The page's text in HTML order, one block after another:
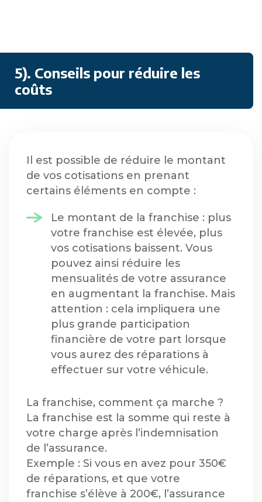
5). Conseils pour réduire les
coûts
Il est possible de réduire le montant
de vos cotisations en prenant
certains éléments en compte :
Le montant de la franchise : plus
votre franchise est élevée, plus
vos cotisations baissent. Vous
pouvez ainsi réduire les
mensualités de votre assurance
en augmentant la franchise. Mais
attention : cela impliquera une
plus grande participation
financière de votre part lorsque
vous aurez des réparations à
effectuer sur votre véhicule.
La franchise, comment ça marche ?
La franchise est la somme qui reste à
votre charge après l’indemnisation
de l’assurance.
Exemple : Si vous en avez pour 350€
de réparations, et que votre
franchise s’élève à 200€, l’assurance